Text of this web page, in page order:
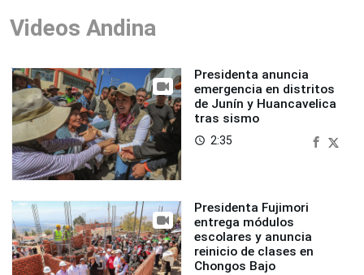
Videos Andina
Presidenta anuncia
emergencia en distritos
de Junín y Huancavelica
tras sismo
access_time 2:35
Presidenta Fujimori
entrega módulos
escolares y anuncia
reinicio de clases en
Chongos Bajo